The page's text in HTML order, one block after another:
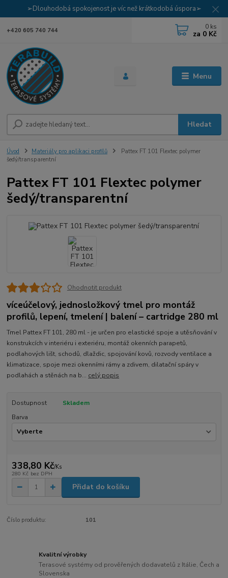
➢Dlouhodobá spokojenost je víc než krátkodobá úspora➢
Menu
Hledat
+420 605 740 744 0 ks
za 0 Kč
Úvod Materiály pro aplikaci profilů
Pattex FT 101 Flextec polymer
šedý/transparentní
Pattex FT 101 Flextec polymer
šedý/transparentní
Ohodnotit produkt
víceúčelový, jednosložkový tmel pro montáž
profilů, lepení, tmelení | balení – cartridge 280 ml
Tmel Pattex FT 101, 280 ml - je určen pro elastické spoje a utěsňování v
konstrukcích v interiéru i exteriéru, montáž okenních parapetů,
podlahových lišt, schodů, dlaždic, spojování kovů, rozvody ventilace a
klimatizace, spoje mezi okenními rámy a zdivem, dilatační spáry v
podlahách a stěnách na b... celý popis
Dostupnost
Skladem
Barva
338,80 Kč/Ks
280 Kč bez DPH
Přidat do košíku
Číslo produktu: 101
Kvalitní výrobky
Terasové systémy od prověřených dodavatelů z Itálie, Čech a
Slovenska